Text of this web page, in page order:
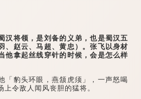
将领，是刘备的义弟，也是蜀汉五
、赵云、马超、黄忠）。张飞以身材
他拿起丝线穿针的时候，会是怎么样
豹头环眼，燕颔虎须」，一声怒喝
令敌人闻风丧胆的猛将。